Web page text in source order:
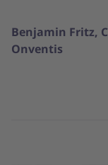
Benjamin Fritz,
Onventis